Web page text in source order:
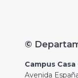
©
Campus
Avenida